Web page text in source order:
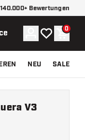
140.000+ Bewertungen
Konto
Meine 0
NEU SALE
V3